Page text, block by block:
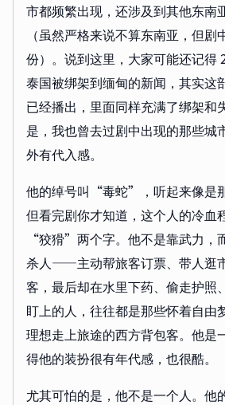
市都频繁出现，还涉及到其他东南
（虽然严格来说不算东南亚，但剧
份）。说到这里，大家可能还记得
泰国被绑架到缅甸的新闻，其实这
已经播出，里面同样充满了绑架和
是，我也曾去过剧中出现的那些城
外有代入感。
他的绰号叫“毒蛇”，听起来像是
但看完剧你才知道，这个人的冷血
“狡猾”两个字。他不是靠武力，
杀人——主动帮旅客订票、带人逛
客，最后却在水里下药、偷走护照
盯上的人，往往都是那些怀着自由
理想走上旅途的西方背包客。他是
得他的装扮很有年代感，也很酷。
尤其可怕的是，他不是一个人。他